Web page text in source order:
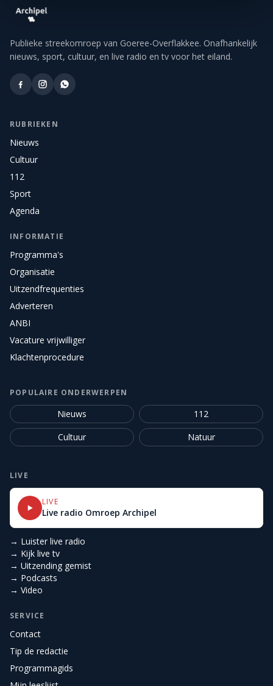
Publieke streekomroep van Goeree-Overflakkee. Onafhankelijk
nieuws, sport, cultuur, en live radio en tv voor het eiland.
RUBRIEKEN
Nieuws
Cultuur
112
Sport
Agenda
INFORMATIE
Programma's
Organisatie
Uitzendfrequenties
Adverteren
ANBI
Vacature vrijwilliger
Klachtenprocedure
POPULAIRE ONDERWERPEN
Nieuws
112
Cultuur
Natuur
LIVE
LIVE
Live radio Omroep Archipel
→ Luister live radio
→ Kijk live tv
→ Uitzending gemist
→ Podcasts
→ Video
SERVICE
Contact
Tip de redactie
Programmagids